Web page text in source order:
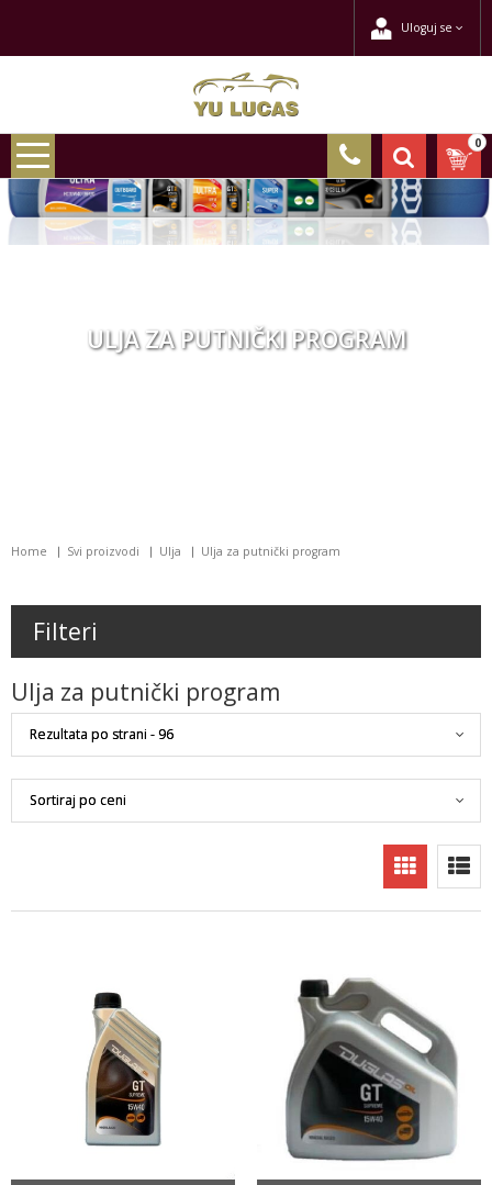
Uloguj se
0
ULJA ZA PUTNIČKI PROGRAM
Home Svi proizvodi Ulja Ulja za putnički program
Filteri
Ulja za putnički program